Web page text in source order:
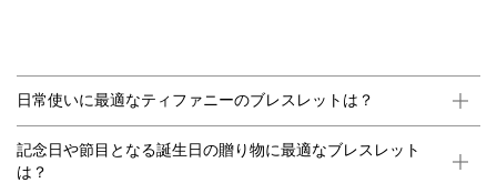
日常使いに最適なティファニーのブレスレットは？
記念日や節目となる誕生日の贈り物に最適なブレスレット
は？